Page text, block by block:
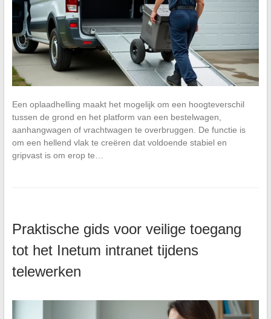
Een oplaadhelling maakt het mogelijk om een hoogteverschil
tussen de grond en het platform van een bestelwagen,
aanhangwagen of vrachtwagen te overbruggen. De functie is
om een hellend vlak te creëren dat voldoende stabiel en
gripvast is om erop te…
Praktische gids voor veilige toegang
tot het Inetum intranet tijdens
telewerken